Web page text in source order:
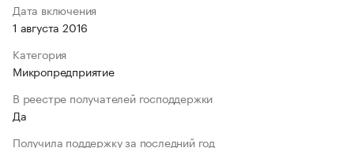
Дата включения
1 августа 2016
Категория
Микропредприятие
В реестре получателей господдержки
Да
Получила поддержку за последний год